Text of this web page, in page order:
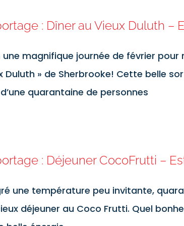
: Dîner au Vieux Duluth –
une magnifique journée de février
Duluth » de Sherbrooke! Cette belle
quarantaine de personnes
: Déjeuner CocoFrutti –
une température peu invitante,
déjeuner au Coco Frutti. Quel